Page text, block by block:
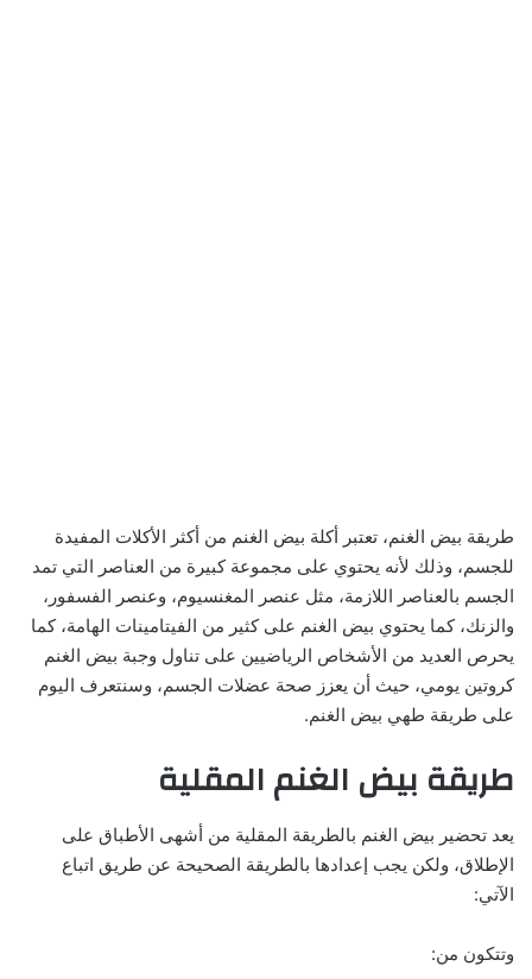
طريقة بيض الغنم، تعتبر أكلة بيض الغنم من أكثر الأكلات المفيدة
للجسم، وذلك لأنه يحتوي على مجموعة كبيرة من العناصر التي تمد
الجسم بالعناصر اللازمة، مثل عنصر المغنسيوم، وعنصر الفسفور،
والزنك، كما يحتوي بيض الغنم على كثير من الفيتامينات الهامة، كما
يحرص العديد من الأشخاص الرياضيين على تناول وجبة بيض الغنم
كروتين يومي، حيث أن يعزز صحة عضلات الجسم، وسنتعرف اليوم
على طريقة طهي بيض الغنم.
طريقة بيض الغنم المقلية
يعد تحضير بيض الغنم بالطريقة المقلية من أشهى الأطباق على
الإطلاق، ولكن يجب إعدادها بالطريقة الصحيحة عن طريق اتباع
الآتي:
وتتكون من: